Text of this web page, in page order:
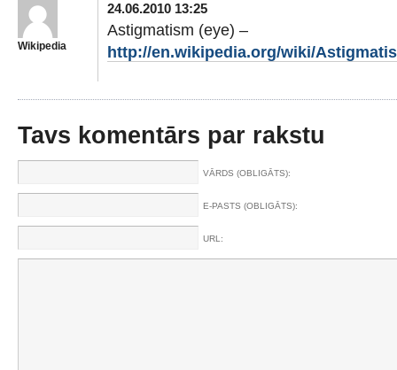
Wikipedia
24.06.2010 13:25
Astigmatism (eye) –
http://en.wikipedia.org/wiki/
Tavs komentārs par rakstu
VĀRDS (OBLIGĀTS):
E-PASTS (OBLIGĀTS):
URL: